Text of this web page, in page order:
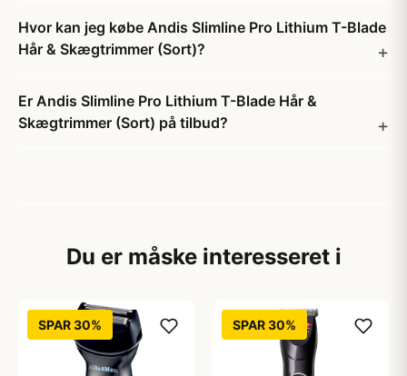
Hvor kan jeg købe Andis Slimline Pro Lithium T-Blade
Hår & Skægtrimmer (Sort)?
Er Andis Slimline Pro Lithium T-Blade Hår &
Skægtrimmer (Sort) på tilbud?
Du er måske interesseret i
SPAR 30% SPAR 30%